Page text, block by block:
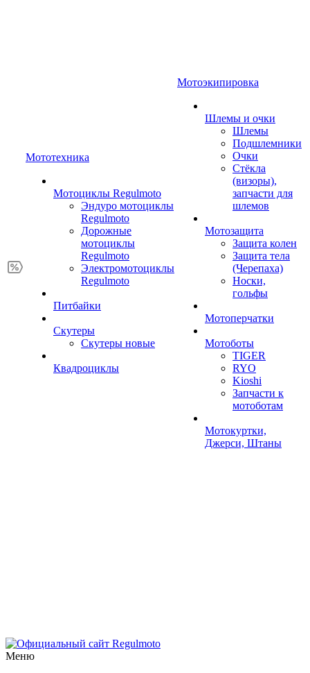
Мототехника
Мотоциклы Regulmoto
Эндуро мотоциклы
Regulmoto
Дорожные
мотоциклы
Regulmoto
Электромотоциклы
Regulmoto
Питбайки
Скутеры
Скутеры новые
Квадроциклы
Мотоэкипировка
Шлемы и очки
Шлемы
Подшлемники
Очки
Стёкла
(визоры),
запчасти для
шлемов
Мотозащита
Защита колен
Защита тела
(Черепаха)
Носки,
гольфы
Мотоперчатки
Мотоботы
TIGER
RYO
Kioshi
Запчасти к
мотоботам
Мотокуртки,
Джерси, Штаны
Меню